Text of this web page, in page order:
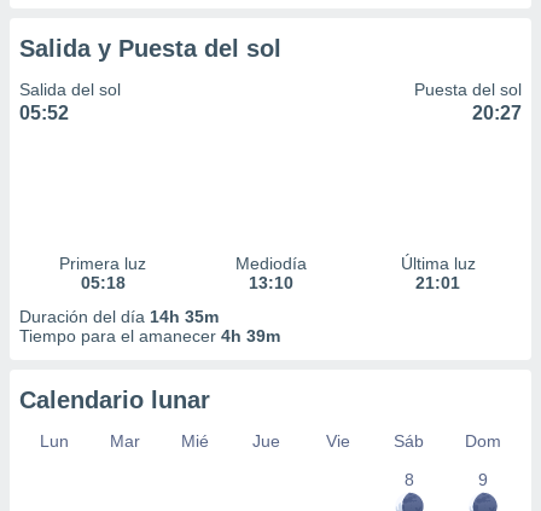
Salida y Puesta del sol
Salida del sol
05:52
Puesta del sol
20:27
Primera luz
05:18
Mediodía
13:10
Última luz
21:01
Duración del día 14h 35m
Tiempo para el amanecer 4h 39m
Calendario lunar
Lun Mar Mié Jue Vie Sáb
Dom
8
9